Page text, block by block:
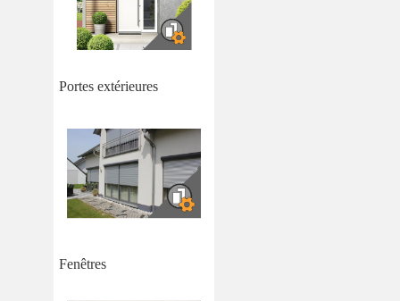
Portes extérieures
Fenêtres